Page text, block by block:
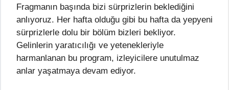
Fragmanın başında bizi sürprizlerin beklediğini
anlıyoruz. Her hafta olduğu gibi bu hafta da yepyeni
sürprizlerle dolu bir bölüm bizleri bekliyor.
Gelinlerin yaratıcılığı ve yetenekleriyle
harmanlanan bu program, izleyicilere unutulmaz
anlar yaşatmaya devam ediyor.